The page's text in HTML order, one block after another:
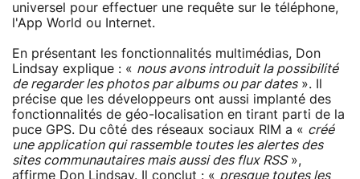
universel pour effectuer une requête sur le téléphone,
l'App World ou Internet.
En présentant les fonctionnalités multimédias, Don
Lindsay explique : « nous avons introduit la possibilité
de regarder les photos par albums ou par dates». Il
précise que les développeurs ont aussi implanté des
fonctionnalités de géo-localisation en tirant parti de la
puce GPS. Du côté des réseaux sociaux RIM a « créé
une application qui rassemble toutes les alertes des
sites communautaires mais aussi des flux RSS»,
affirme Don Lindsay. Il conclut : « presque toutes les